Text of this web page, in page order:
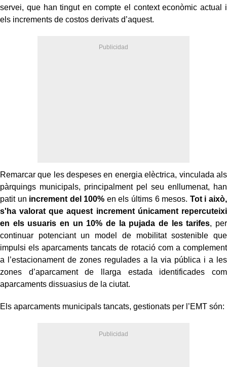
servei, que han tingut en compte el context econòmic actual i
els increments de costos derivats d’aquest.
Remarcar que les despeses en energia elèctrica, vinculada als
pàrquings municipals, principalment pel seu enllumenat, han
patit un increment del 100% en els últims 6 mesos. Tot i això,
s'ha valorat que aquest increment únicament repercuteixi
en els usuaris en un 10% de la pujada de les tarifes, per
continuar potenciant un model de mobilitat sostenible que
impulsi els aparcaments tancats de rotació com a complement
a l’estacionament de zones regulades a la via pública i a les
zones d’aparcament de llarga estada identificades com
aparcaments dissuasius de la ciutat.
Els aparcaments municipals tancats, gestionats per l’EMT són: